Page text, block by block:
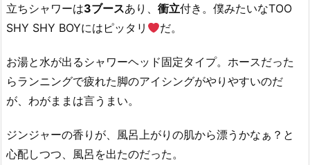
立ちシャワーは3ブースあり、 衝立付き。僕みたいなTOO
SHY SHY BOYにはピッタリ
だ。
お湯と水が出るシャワーヘッド固定タイプ。ホースだった
らランニングで疲れた脚のアイシングがやりやすいのだ
が、わがままは言うまい。
ジンジャーの香りが、風呂上がりの肌から漂うかなぁ？と
心配しつつ、風呂を出たのだった。